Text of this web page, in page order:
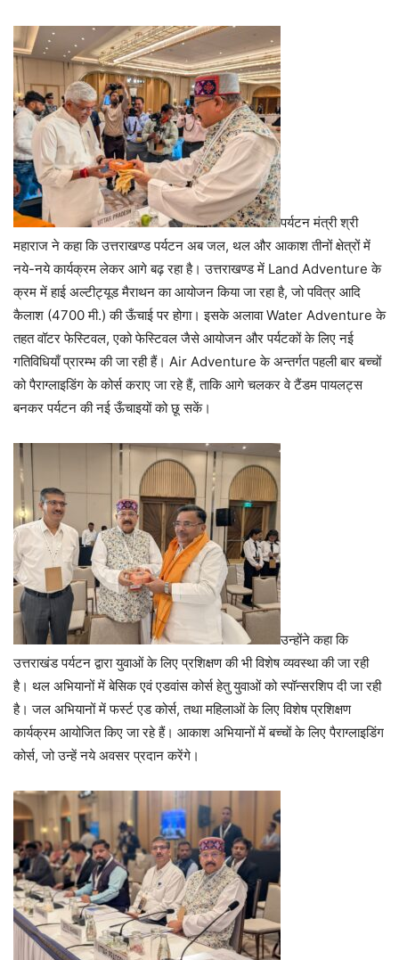
पर्यटन मंत्री श्री
महाराज ने कहा कि उत्तराखण्ड पर्यटन अब जल, थल और आकाश तीनों क्षेत्रों में
नये-नये कार्यक्रम लेकर आगे बढ़ रहा है। उत्तराखण्ड में Land Adventure के
क्रम में हाई अल्टीट्यूड मैराथन का आयोजन किया जा रहा है, जो पवित्र आदि
कैलाश (4700 मी.) की ऊँचाई पर होगा। इसके अलावा Water Adventure के
तहत वॉटर फेस्टिवल, एको फेस्टिवल जैसे आयोजन और पर्यटकों के लिए नई
गतिविधियाँ प्रारम्भ की जा रही हैं। Air Adventure के अन्तर्गत पहली बार बच्चों
को पैराग्लाइडिंग के कोर्स कराए जा रहे हैं, ताकि आगे चलकर वे टैंडम पायलट्स
बनकर पर्यटन की नई ऊँचाइयों को छू सकें।
उन्होंने कहा कि
उत्तराखंड पर्यटन द्वारा युवाओं के लिए प्रशिक्षण की भी विशेष व्यवस्था की जा रही
है। थल अभियानों में बेसिक एवं एडवांस कोर्स हेतु युवाओं को स्पॉन्सरशिप दी जा रही
है। जल अभियानों में फर्स्ट एड कोर्स, तथा महिलाओं के लिए विशेष प्रशिक्षण
कार्यक्रम आयोजित किए जा रहे हैं। आकाश अभियानों में बच्चों के लिए पैराग्लाइडिंग
कोर्स, जो उन्हें नये अवसर प्रदान करेंगे।